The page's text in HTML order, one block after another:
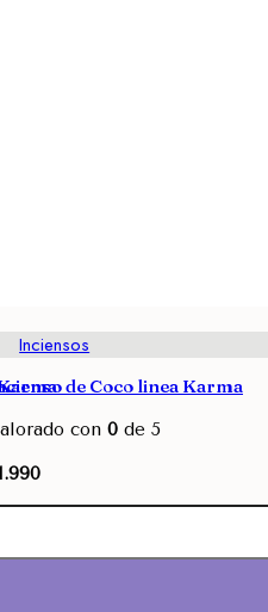
Inciensos
de Coco linea Karma
con 0de 5